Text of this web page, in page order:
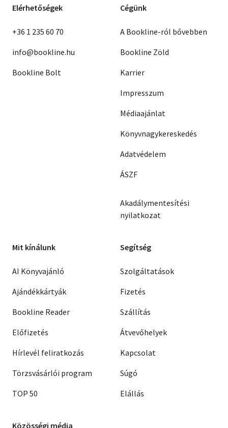
Elérhetőségek
+36 1 235 60 70
info@bookline.hu
Bookline Bolt
Cégünk
A Bookline-ról bővebben
Bookline Zöld
Karrier
Impresszum
Médiaajánlat
Könyvnagykereskedés
Adatvédelem
ÁSZF
Akadálymentesítési
nyilatkozat
Mit kínálunk
AI Könyvajánló
Ajándékkártyák
Bookline Reader
Előfizetés
Hírlevél feliratkozás
Törzsvásárlói program
TOP 50
Segítség
Szolgáltatások
Fizetés
Szállítás
Átvevőhelyek
Kapcsolat
Súgó
Elállás
Közösségi média